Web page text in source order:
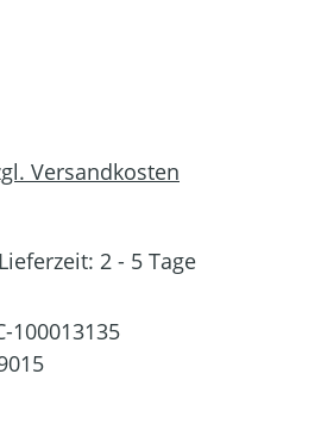
Versandkosten
2 - 5 Tage
100013135